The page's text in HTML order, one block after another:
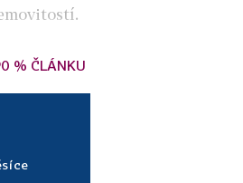
% ČLÁNKU